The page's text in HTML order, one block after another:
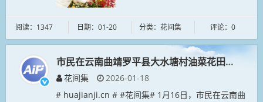
阅读：1347 日期：01-20 分类：花间集 评论：0
市民在云南曲靖罗平县大水塘村油菜花田游玩
花间集
2026-01-18
# huajianji.cn # #花间集# 1月16日，市民在云南曲